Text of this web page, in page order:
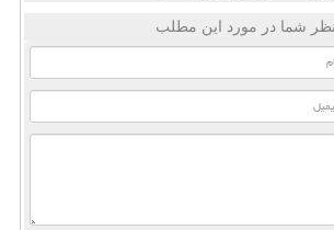
نظر شما در مورد این مطلب